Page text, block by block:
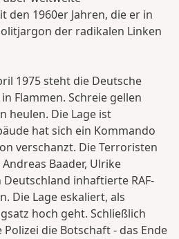
den 1960er Jahren, die er in
der radikalen Linken
1975 steht die Deutsche
Flammen. Schreie gellen
heulen. Die Lage ist
hat sich ein Kommando
verschanzt. Die Terroristen
Baader, Ulrike
inhaftierte RAF-
Die Lage eskaliert, als
hoch geht. Schließlich
die Botschaft - das Ende